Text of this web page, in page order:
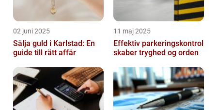
02 juni 2025
Sälja guld i Karlstad: En
guide till rätt affär
11 maj 2025
Effektiv parkeringskontrol
skaber tryghed og orden